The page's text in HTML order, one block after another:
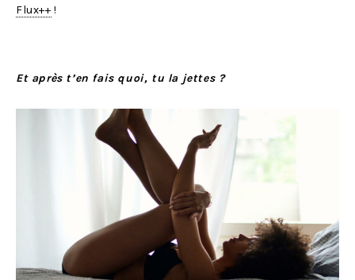
Flux++ !
Et après t’en fais quoi, tu la jettes ?